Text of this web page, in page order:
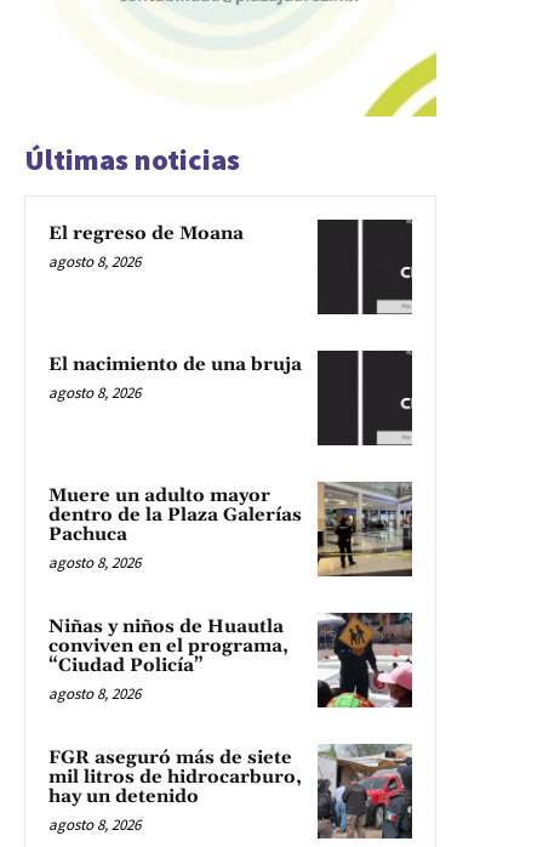
Últimas noticias
El regreso de Moana
agosto 8, 2026
El nacimiento de una bruja
agosto 8, 2026
Muere un adulto mayor
dentro de la Plaza Galerías
Pachuca
agosto 8, 2026
Niñas y niños de Huautla
conviven en el programa,
“Ciudad Policía”
agosto 8, 2026
FGR aseguró más de siete
mil litros de hidrocarburo,
hay un detenido
agosto 8, 2026